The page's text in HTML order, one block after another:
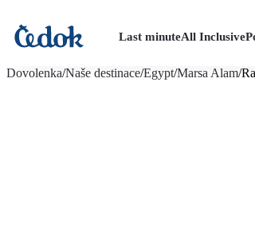
Last minuteAll Inclusive
Dovolenka/Naše destinace/Egypt/Marsa Alam/